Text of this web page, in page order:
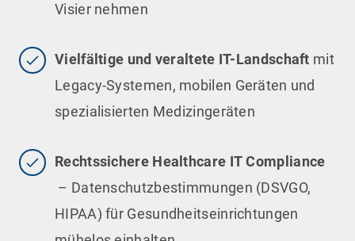
Visier nehmen
Vielfältige und veraltete IT-Landschaft mit
Legacy-Systemen, mobilen Geräten und
spezialisierten Medizingeräten
Rechtssichere Healthcare IT Compliance
– Datenschutzbestimmungen (DSVGO,
HIPAA) für Gesundheitseinrichtungen